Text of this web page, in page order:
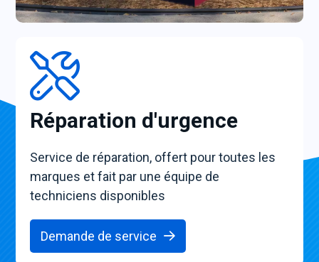
Réparation d'urgence
Service de réparation, offert pour toutes les
marques et fait par une équipe de
techniciens disponibles
Demande de service